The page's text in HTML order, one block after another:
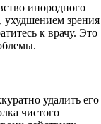
инородного
ухудшением зрения
к врачу. Это
удалить его
чистого